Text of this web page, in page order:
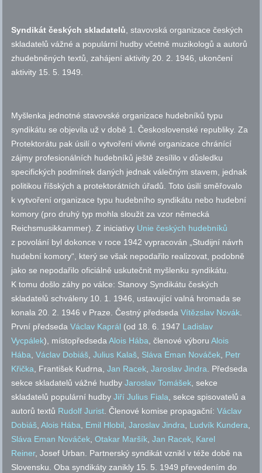
Syndikát českých skladatelů, stavovská organizace českých
skladatelů vážné a populární hudby včetně muzikologů a autorů
zhudebněných textů, zahájení aktivity 20. 2. 1946, ukončení
aktivity 15. 5. 1949.
Myšlenka jednotné stavovské organizace hudebníků typu
syndikátu se objevila už v době 1. Československé republiky. Za
Protektorátu pak úsilí o vytvoření vlivné organizace chránící
zájmy profesionálních hudebníků ještě zesílilo v důsledku
specifických podmínek daných jednak válečným stavem, jednak
politikou říšských a protektorátních úřadů. Toto úsilí směřovalo
k vytvoření organizace typu hudebního syndikátu nebo hudební
komory (pro druhý typ mohla sloužit za vzor německá
Reichsmusikkammer). Z iniciativy Unie českých hudebníků
z povolání byl dokonce v roce 1942 vypracován „Studijní návrh
hudební komory“, který se však nepodařilo realizovat, podobně
jako se nepodařilo oficiálně uskutečnit myšlenku syndikátu.
K tomu došlo záhy po válce: Stanovy Syndikátu českých
skladatelů schváleny 10. 1. 1946, ustavující valná hromada se
konala 20. 2. 1946 v Praze. Čestný předsedaVítězslav Novák.
První předsedaVáclav Kaprál (od 18. 6. 1947 Ladislav
Vycpálek), místopředsedaAlois Hába, členové výboruAlois
Hába,Václav Dobiáš,Julius Kalaš, Sláva Eman Nováček, Petr
Křička, František Kudrna,Jan Racek,Jaroslav Jindra. Předseda
sekce skladatelů vážné hudbyJaroslav Tomášek, sekce
skladatelů populární hudbyJiří Julius Fiala, sekce spisovatelů a
autorů textů Rudolf Jurist. Členové komise propagační:Václav
Dobiáš,Alois Hába, Emil Hlobil,Jaroslav Jindra, Ludvík Kundera,
Sláva Eman Nováček,Otakar Maršík,Jan Racek, Karel
Reiner, Josef Urban. Partnerský syndikát vznikl v téže době na
Slovensku. Oba syndikáty zanikly 15. 5. 1949 převedením do